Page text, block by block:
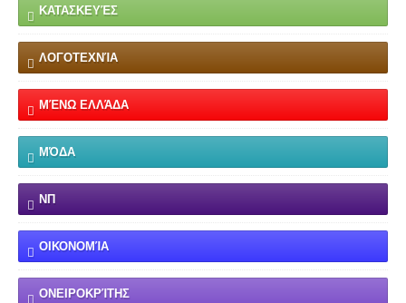
ΚΑΤΑΣΚΕΥΈΣ
ΛΟΓΟΤΕΧΝΊΑ
ΜΈΝΩ ΕΛΛΆΔΑ
ΜΌΔΑ
ΝΠ
ΟΙΚΟΝΟΜΊΑ
ΟΝΕΙΡΟΚΡΊΤΗΣ